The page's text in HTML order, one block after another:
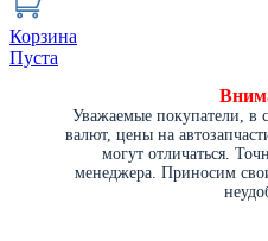
Корзина
Пуста
Уважаемые покупатели, в
валют, цены на
могут отличаться.
менеджера. Приносим